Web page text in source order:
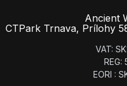
Ancient
CTPark Trnava, Prílohy
VAT:
EORI :